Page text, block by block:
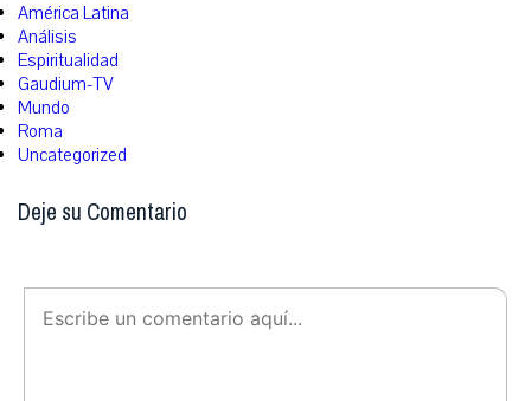
América Latina
Análisis
Espiritualidad
Gaudium-TV
Mundo
Roma
Uncategorized
Deje su Comentario